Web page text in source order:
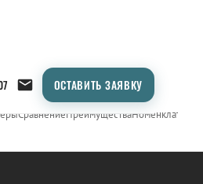
ОСТАВИТЬ ЗАЯВКУ
СравнениеПреимуществаНоменклатура